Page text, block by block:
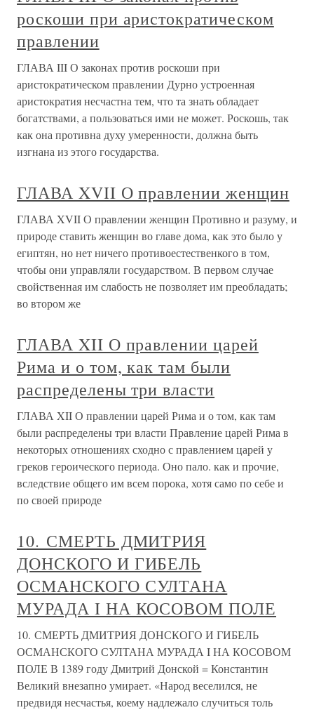
роскоши при аристократическом
правлении
ГЛАВА III О законах против роскоши при
аристократическом правлении Дурно устроенная
аристократия несчастна тем, что та знать обладает
богатствами, а пользоваться ими не может. Роскошь, так
как она противна духу умеренности, должна быть
изгнана из этого государства.
ГЛАВА XVII О правлении женщин
ГЛАВА XVII О правлении женщин Противно и разуму, и
природе ставить женщин во главе дома, как это было у
египтян, но нет ничего противоестественкого в том,
чтобы они управляли государством. В первом случае
свойственная им слабость не позволяет им преобладать;
во втором же
ГЛАВА XII О правлении царей
Рима и о том, как там были
распределены три власти
ГЛАВА XII О правлении царей Рима и о том, как там
были распределены три власти Правление царей Рима в
некоторых отношениях сходно с правлением царей у
греков героического периода. Оно пало. как и прочие,
вследствие общего им всем порока, хотя само по себе и
по своей природе
10. СМЕРТЬ ДМИТРИЯ
ДОНСКОГО И ГИБЕЛЬ
ОСМАНСКОГО СУЛТАНА
МУРАДА I НА КОСОВОМ ПОЛЕ
10. СМЕРТЬ ДМИТРИЯ ДОНСКОГО И ГИБЕЛЬ
ОСМАНСКОГО СУЛТАНА МУРАДА I НА КОСОВОМ
ПОЛЕ В 1389 году Дмитрий Донской = Константин
Великий внезапно умирает. «Народ веселился, не
предвидя несчастья, коему надлежало случиться толь